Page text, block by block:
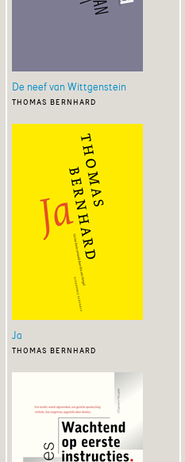
De neef van Wittgenstein
thomas bernhard
Ja
thomas bernhard